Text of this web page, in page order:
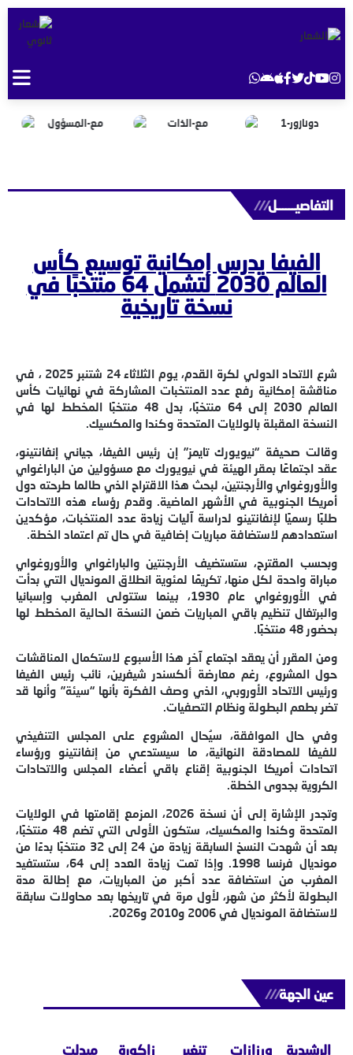
التفاصيــــــل///
الفيفا يدرس إمكانية توسيع كأس
العالم 2030 لتشمل 64 منتخبًا في
نسخة تاريخية
شرع الاتحاد الدولي لكرة القدم، يوم الثلاثاء 24 شتنبر 2025 ، في
مناقشة إمكانية رفع عدد المنتخبات المشاركة في نهائيات كأس
العالم 2030 إلى 64 منتخبًا، بدل 48 منتخبًا المخطط لها في
النسخة المقبلة بالولايات المتحدة وكندا والمكسيك.
وقالت صحيفة “نيويورك تايمز” إن رئيس الفيفا، جياني إنفانتينو،
عقد اجتماعًا بمقر الهيئة في نيويورك مع مسؤولين من الباراغواي
والأوروغواي والأرجنتين، لبحث هذا الاقتراح الذي طالما طرحته دول
أمريكا الجنوبية في الأشهر الماضية. وقدم رؤساء هذه الاتحادات
طلبًا رسميًا لإنفانتينو لدراسة آليات زيادة عدد المنتخبات، مؤكدين
استعدادهم لاستضافة مباريات إضافية في حال تم اعتماد الخطة.
وبحسب المقترح، ستستضيف الأرجنتين والباراغواي والأوروغواي
مباراة واحدة لكل منها، تكريمًا لمئوية انطلاق المونديال التي بدأت
في الأوروغواي عام 1930، بينما ستتولى المغرب وإسبانيا
والبرتغال تنظيم باقي المباريات ضمن النسخة الحالية المخطط لها
بحضور 48 منتخبًا.
ومن المقرر أن يعقد اجتماع آخر هذا الأسبوع لاستكمال المناقشات
حول المشروع، رغم معارضة ألكسندر شيفرين، نائب رئيس الفيفا
ورئيس الاتحاد الأوروبي، الذي وصف الفكرة بأنها “سيئة” وأنها قد
تضر بطعم البطولة ونظام التصفيات.
وفي حال الموافقة، سيُحال المشروع على المجلس التنفيذي
للفيفا للمصادقة النهائية، ما سيستدعي من إنفانتينو ورؤساء
اتحادات أمريكا الجنوبية إقناع باقي أعضاء المجلس والاتحادات
الكروية بجدوى الخطة.
وتجدر الإشارة إلى أن نسخة 2026، المزمع إقامتها في الولايات
المتحدة وكندا والمكسيك، ستكون الأولى التي تضم 48 منتخبًا،
بعد أن شهدت النسخ السابقة زيادة من 24 إلى 32 منتخبًا بدءًا من
مونديال فرنسا 1998. وإذا تمت زيادة العدد إلى 64، ستستفيد
المغرب من استضافة عدد أكبر من المباريات، مع إطالة مدة
البطولة لأكثر من شهر، لأول مرة في تاريخها بعد محاولات سابقة
لاستضافة المونديال في 2006 و2010 و2026.
عين الجهة///
الرشيدية ورزازات تنغير زاكورة ميدلت